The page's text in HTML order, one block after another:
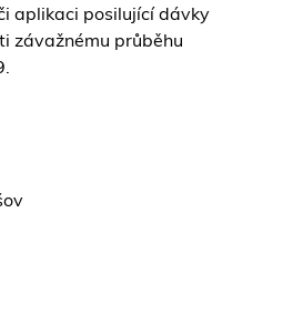
aplikaci posilující dávky
závažnému průběhu